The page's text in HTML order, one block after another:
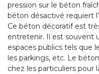
pression sur le béton
béton désactivé requiert
Ce béton décoratif est
entretenir. Il est souvent
espaces publics tels que
les parkings, etc. Le
chez les particuliers pour